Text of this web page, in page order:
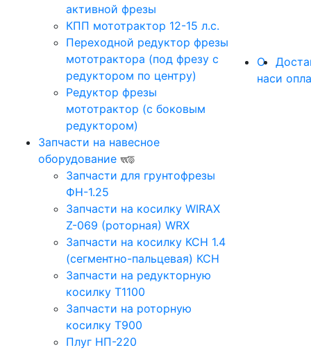
активной фрезы
КПП мототрактор 12-15 л.с.
Переходной редуктор фрезы
мототрактора (под фрезу с
редуктором по центру)
Редуктор фрезы
мототрактор (с боковым
редуктором)
Запчасти на навесное
оборудование
Запчасти для грунтофрезы
ФН-1.25
Запчасти на косилку WIRAX
Z-069 (роторная) WRX
Запчасти на косилку КСН 1.4
(сегментно-пальцевая) КСН
Запчасти на редукторную
косилку Т1100
Запчасти на роторную
косилку Т900
Плуг НП-220
О
наси